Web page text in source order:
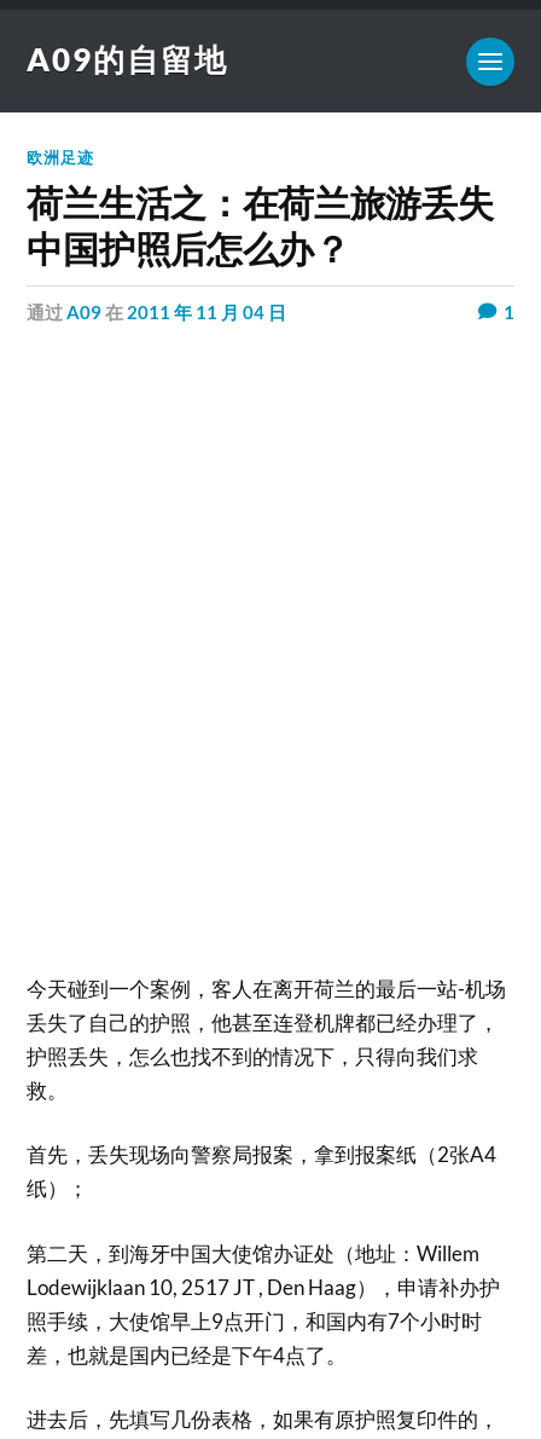
A09的自留地
欧洲足迹
荷兰生活之：在荷兰旅游丢失
中国护照后怎么办？
通过A09在 2011 年 11 月 04 日 1
今天碰到一个案例，客人在离开荷兰的最后一站-机场
丢失了自己的护照，他甚至连登机牌都已经办理了，
护照丢失，怎么也找不到的情况下，只得向我们求
救。
首先，丢失现场向警察局报案，拿到报案纸（2张A4
纸）；
第二天，到海牙中国大使馆办证处（地址：Willem
Lodewijklaan 10, 2517 JT , Den Haag），申请补办护
照手续，大使馆早上9点开门，和国内有7个小时时
差，也就是国内已经是下午4点了。
进去后，先填写几份表格，如果有原护照复印件的，